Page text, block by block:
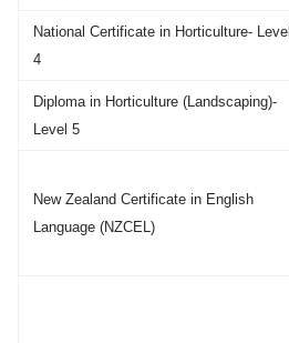
National Certificate in Horticulture- Level
4
Diploma in Horticulture (Landscaping)-
Level 5
New Zealand Certificate in English
Language (NZCEL)